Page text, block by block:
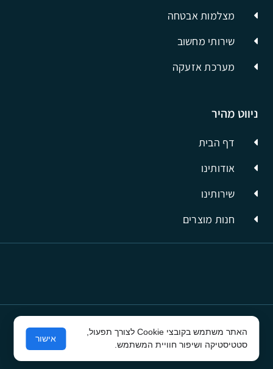
ניווט מהיר
דף הבית
אודותינו
שירותינו
חנות מוצרים
מצלמות אבטחה
שירותי מחשוב
מערכת אזעקה
© כל הזכויות שמורות לסיבים תשתיות תקשורת
האתר משתמש בקובצי Cookie לצורך תפעול,
סטטיסטיקה ושיפור חוויית המשתמש.
אישור